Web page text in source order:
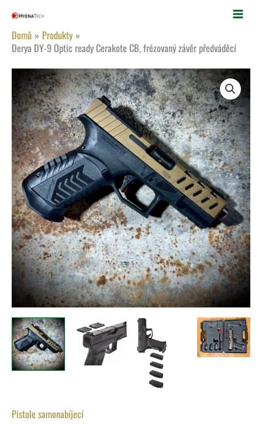
obsahDomů
Produkty
Derya DY-9 Optic ready Cerakote CB, frézovaný závěr předváděcí
Pistole samonabíjecí